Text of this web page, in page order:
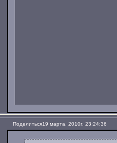
Поделиться19 марта, 2010г. 23:24:36